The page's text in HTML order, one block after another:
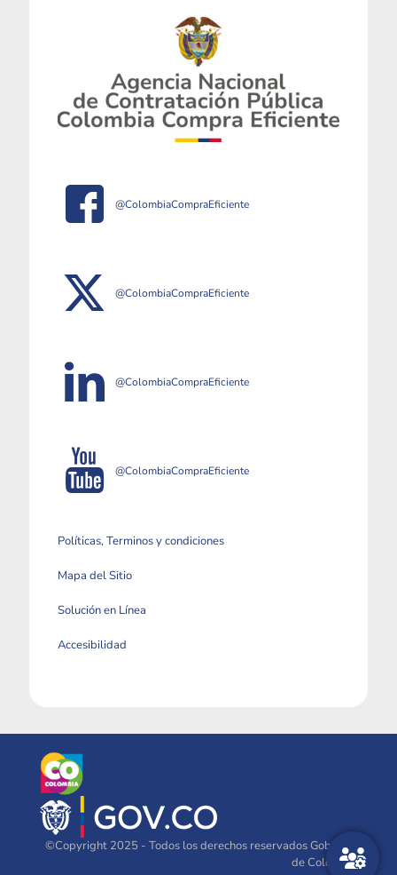
@ColombiaCompraEficiente
@ColombiaCompraEficiente
@ColombiaCompraEficiente
@ColombiaCompraEficiente
Políticas, Terminos y condiciones
Mapa del Sitio
Solución en Línea
Accesibilidad
©Copyright 2025 - Todos los derechos reservados Gobierno
de Colombia